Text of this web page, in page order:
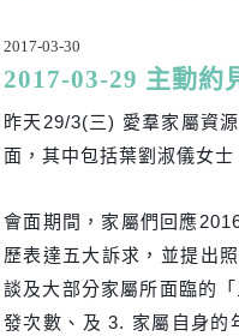
2017-03-30
2017-03-29 主動約
昨天29/3(三) 愛羣家屬資
面，其中包括葉劉淑儀女士
會面期間，家屬們回應
歷表達五大訴求，並提出
談及大部分家屬所面臨的
發次數、及 3. 家屬自身的